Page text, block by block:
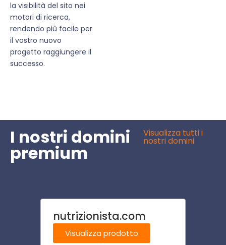
la visibilità del sito nei
motori di ricerca,
rendendo più facile per
il vostro nuovo
progetto raggiungere il
successo.
I nostri domini
premium
Visualizza tutti i
nostri domini
nutrizionista.com
Visualizza prodotto